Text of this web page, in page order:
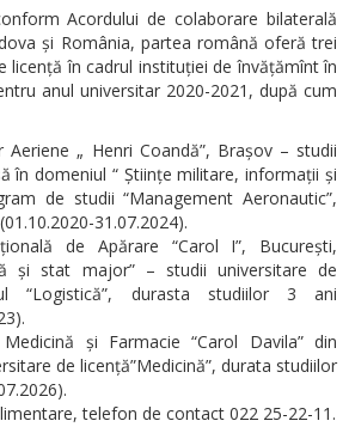
Acordului de colaborare bilaterală
și România, partea română oferă trei
licență în cadrul instituției de învățămînt în
anul universitar 2020-2021, după cum
Aeriene „ Henri Coandă”, Brașov – studii
în domeniul “ Științe militare, informații și
de studii “Management Aeronautic”,
31.07.2024).
de Apărare “Carol I”, București,
și stat major” – studii universitare de
“Logistică”, durasta studiilor 3 ani
și Farmacie “Carol Davila” din
de licență”Medicină”, durata studiilor
telefon de contact 022 25-22-11.